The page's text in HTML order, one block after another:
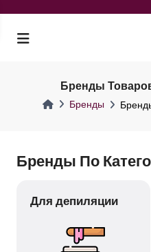
Бренды
Бренды
Бренды По
Для депиляции